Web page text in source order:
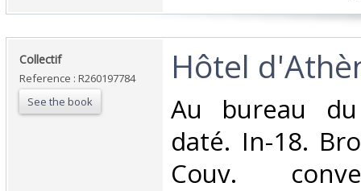
‎Collectif‎
Reference : R260197784
See the book
‎Hôtel
‎Au bureau
daté. In-18.
Couv.